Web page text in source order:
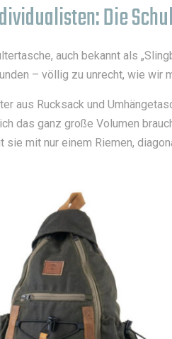
Die
auch bekannt als
– völlig zu unrecht, wie wir
aus Rucksack und
das ganz große Volumen
sie mit nur einem Riemen,